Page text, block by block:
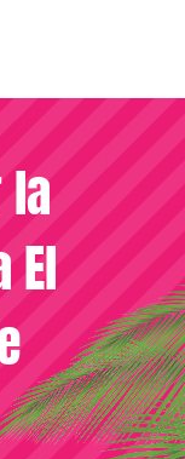
El